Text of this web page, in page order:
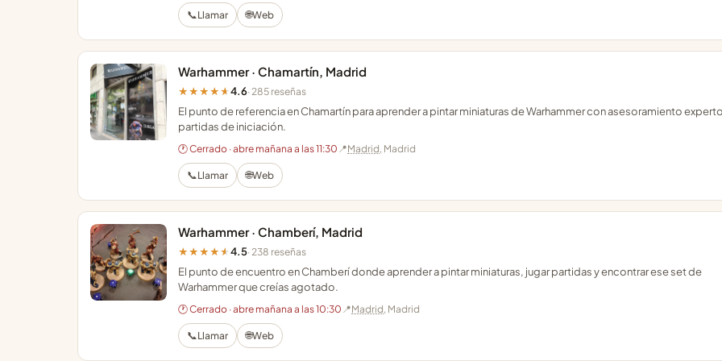
📞Llamar 🌐Web
Warhammer · Chamartín, Madrid
★★★★★ 4.6· 285 reseñas
El punto de referencia en Chamartín para aprender a pintar miniaturas de Warhammer con asesoramiento
partidas de iniciación.
🕐 Cerrado · abre mañana a las 11:30 📍Madrid, Madrid
📞Llamar 🌐Web
Warhammer · Chamberí, Madrid
★★★★★ 4.5· 238 reseñas
El punto de encuentro en Chamberí donde aprender a pintar miniaturas, jugar partidas y encontrar ese set de
Warhammer que creías agotado.
🕐 Cerrado · abre mañana a las 10:30 📍Madrid, Madrid
📞Llamar 🌐Web